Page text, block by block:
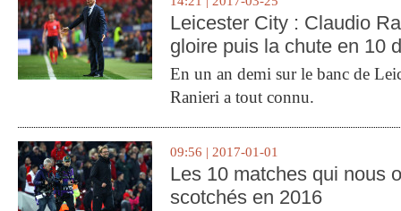
Leicester City : Claudio
gloire puis la chute en 10
En un an demi sur le banc de
Ranieri a tout connu.
09:56 | 2017-01-01
Les 10 matches qui nous
scotchés en 2016